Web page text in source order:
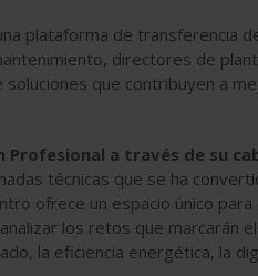
plataforma de transferencia
directores de
que contribuyen a
a través de su
técnicas que se ha
ofrece un espacio único
los retos que marcarán
la eficiencia energética, la